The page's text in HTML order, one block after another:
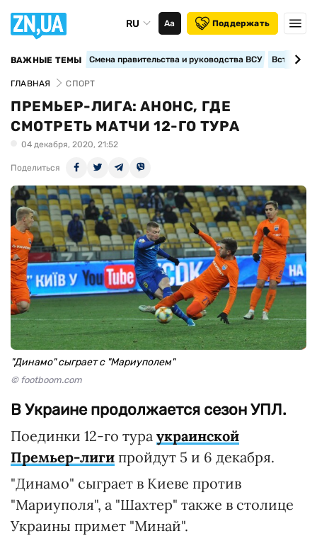
RU Аа Поддержать
ВАЖНЫЕ ТЕМЫ Смена правительства и руководства ВСУ
ГЛАВНАЯ СПОРТ
ПРЕМЬЕР-ЛИГА: АНОНС, ГДЕ
СМОТРЕТЬ МАТЧИ 12-ГО ТУРА
04 декабря, 2020, 21:52
Поделиться
"Динамо" сыграет с "Мариуполем"
© footboom.com
В Украине продолжается сезон УПЛ.
Поединки 12-го тура украинской
Премьер-лиги пройдут 5 и 6 декабря.
"Динамо" сыграет в Киеве против
"Мариуполя", а "Шахтер" также в столице
Украины примет "Минай".